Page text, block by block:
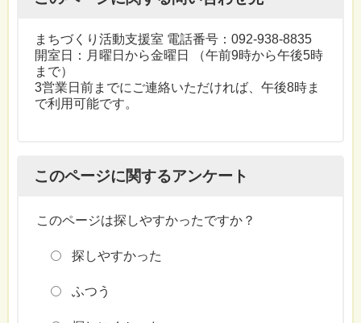
まちづくり活動支援室 電話番号：092-938-8835
開室日：月曜日から金曜日 （午前9時から午後5時
まで）
3営業日前までにご連絡いただければ、午後8時ま
で利用可能です。
このページに関するアンケート
このページは探しやすかったですか？
探しやすかった
ふつう